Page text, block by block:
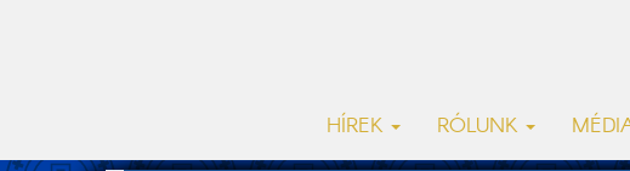
HÍREK RÓLUNK